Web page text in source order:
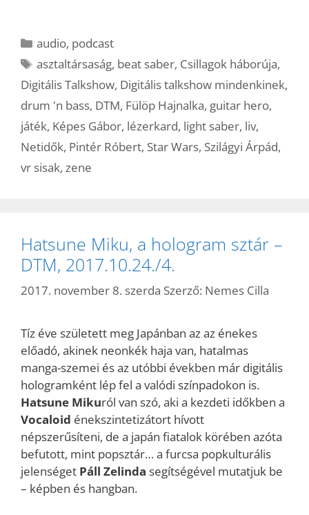
Kategória
audio, podcast
Címkék
asztaltársaság, beat saber, Csillagok háborúja,
Digitális Talkshow, Digitális talkshow mindenkinek,
drum 'n bass, DTM, Fülöp Hajnalka, guitar hero,
játék, Képes Gábor, lézerkard, light saber, liv,
Netidők, Pintér Róbert, Star Wars, Szilágyi Árpád,
vr sisak, zene
Hatsune Miku, a hologram sztár –
DTM, 2017.10.24./4.
2017. november 8. szerda Szerző: Nemes Cilla
Tíz éve született meg Japánban az az énekes
előadó, akinek neonkék haja van, hatalmas
manga-szemei és az utóbbi években már digitális
hologramként lép fel a valódi színpadokon is.
Hatsune Mikuról van szó, aki a kezdeti időkben a
Vocaloid énekszintetizátort hívott
népszerűsíteni, de a japán fiatalok körében azóta
befutott, mint popsztár… a furcsa popkulturális
jelenséget Páll Zelinda segítségével mutatjuk be
– képben és hangban.